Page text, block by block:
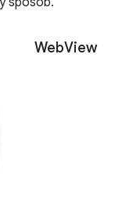
WebView